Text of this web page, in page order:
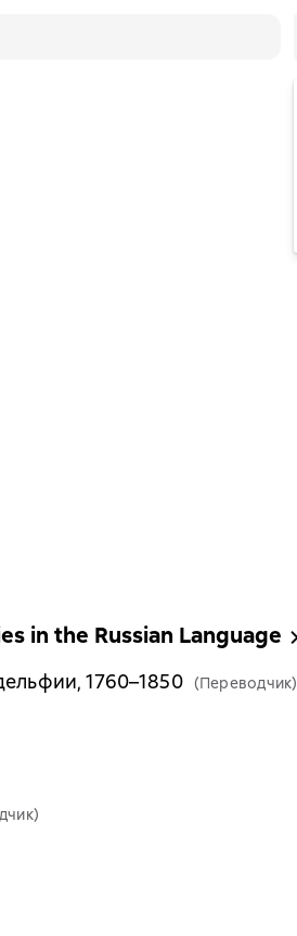
in the Russian Language
1760–1850 (Переводчик)